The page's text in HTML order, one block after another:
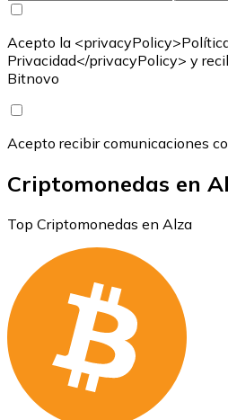
Acepto la
Privacidad</privacyPolicy> y
Bitnovo
Acepto recibir comunicaciones
Criptomonedas en
Top Criptomonedas en Alza